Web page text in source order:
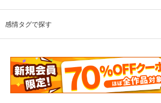
感情タグで探す